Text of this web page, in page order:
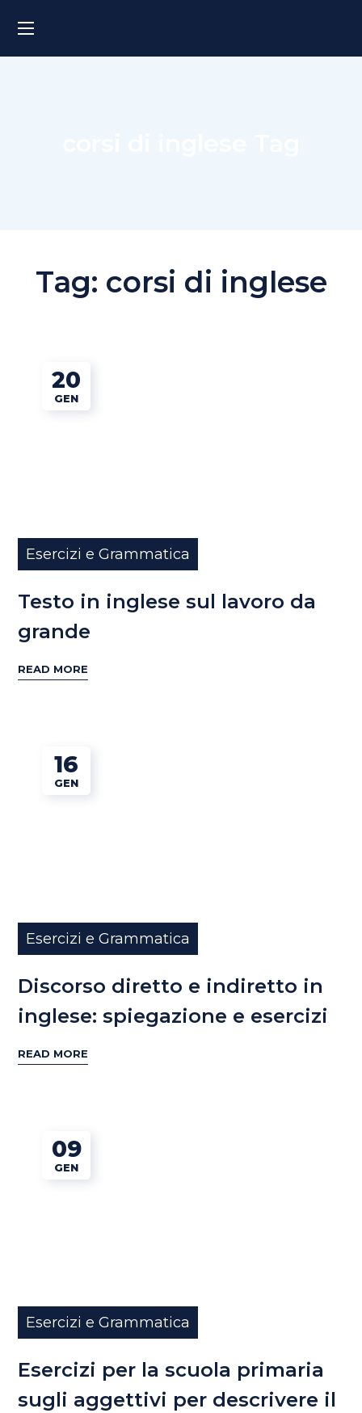
Tag: corsi di inglese
20
GEN
Esercizi e Grammatica
Testo in inglese sul lavoro da
grande
READ MORE
16
GEN
Esercizi e Grammatica
Discorso diretto e indiretto in
inglese: spiegazione e esercizi
READ MORE
09
GEN
Esercizi e Grammatica
Esercizi per la scuola primaria
sugli aggettivi per descrivere il